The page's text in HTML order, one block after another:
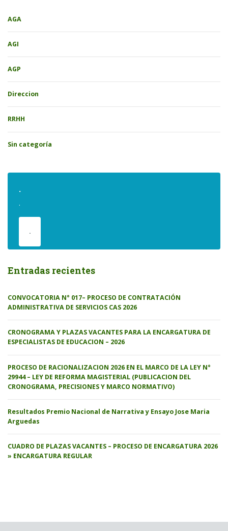
AGA
AGI
AGP
Direccion
RRHH
Sin categoría
.
.
.
Entradas recientes
CONVOCATORIA N° 017– PROCESO DE CONTRATACIÓN
ADMINISTRATIVA DE SERVICIOS CAS 2026
CRONOGRAMA Y PLAZAS VACANTES PARA LA ENCARGATURA DE
ESPECIALISTAS DE EDUCACION – 2026
PROCESO DE RACIONALIZACION 2026 EN EL MARCO DE LA LEY N°
29944 – LEY DE REFORMA MAGISTERIAL (PUBLICACION DEL
CRONOGRAMA, PRECISIONES Y MARCO NORMATIVO)
Resultados Premio Nacional de Narrativa y Ensayo Jose Maria
Arguedas
CUADRO DE PLAZAS VACANTES – PROCESO DE ENCARGATURA 2026
» ENCARGATURA REGULAR